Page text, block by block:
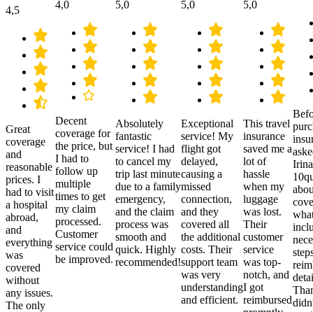
4,5
Great
coverage
and
reasonable
prices. I
had to visit
a hospital
abroad,
and
everything
was
covered
without
any issues.
The only
4,0
Decent
coverage for
the price, but
I had to
follow up
multiple
times to get
my claim
processed.
Customer
service could
be improved.
5,0
Absolutely
fantastic
service! I had
to cancel my
trip last minute
due to a family
emergency,
and the claim
process was
smooth and
quick. Highly
recommended!
5,0
Exceptional
service! My
flight got
delayed,
causing a
missed
connection,
and they
covered all
the additional
costs. Their
support team
was very
understanding
and efficient.
5,0
This travel
insurance
saved me a
lot of
hassle
when my
luggage
was lost.
Their
customer
service
was top-
notch, and
I got
reimbursed